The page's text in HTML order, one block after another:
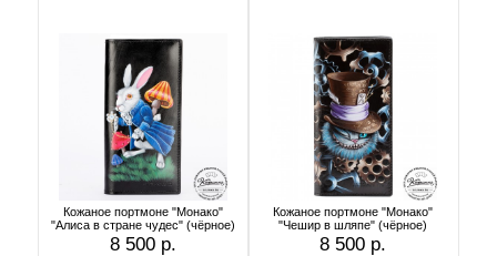
Кожаное портмоне "Монако"
"Алиса в стране чудес" (чёрное)
8 500 р.
Кожаное портмоне "Монако"
"Чешир в шляпе" (чёрное)
8 500 р.